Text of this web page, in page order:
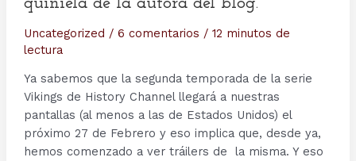
y
sobre
los
Vikingos.
quiniela de la autora del blog.
Uncategorized / 6 comentarios / 12 minutos de
lectura
Ya sabemos que la segunda temporada de la serie
Vikings de History Channel llegará a nuestras
pantallas (al menos a las de Estados Unidos) el
próximo 27 de Febrero y eso implica que, desde ya,
hemos comenzado a ver tráilers de la misma. Y eso